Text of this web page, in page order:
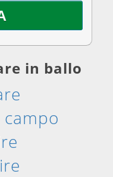
in ballo